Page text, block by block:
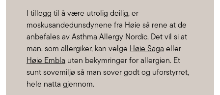
I tillegg til å være utrolig deilig, er
moskusandedunsdynene fra Høie så rene at de
anbefales av Asthma Allergy Nordic. Det vil si at
man, som allergiker, kan velge Høie Saga eller
Høie Embla uten bekymringer for allergien. Et
sunt sovemiljø så man sover godt og uforstyrret,
hele natta gjennom.